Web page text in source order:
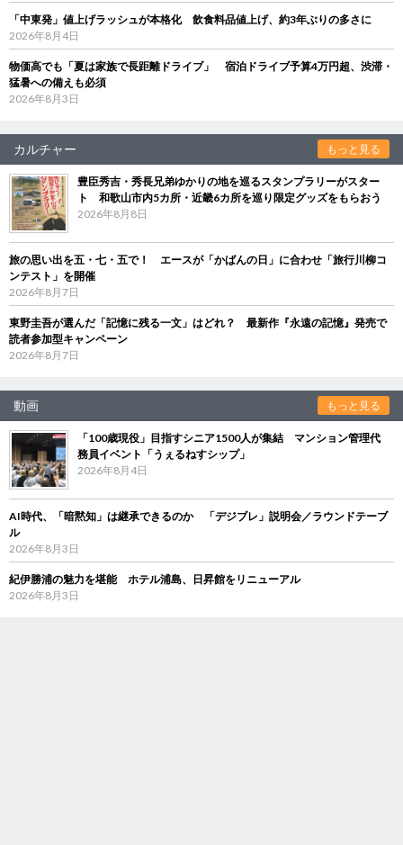
「中東発」値上げラッシュが本格化 飲食料品値上げ、約3年ぶりの多さに
2026年8月4日
物価高でも「夏は家族で長距離ドライブ」 宿泊ドライブ予算4万円超、渋滞・
猛暑への備えも必須
2026年8月3日
カルチャー もっと見る
豊臣秀吉・秀長兄弟ゆかりの地を巡るスタンプラリーがスター
ト 和歌山市内5カ所・近畿6カ所を巡り限定グッズをもらおう
2026年8月8日
旅の思い出を五・七・五で！ エースが「かばんの日」に合わせ「旅行川柳コ
ンテスト」を開催
2026年8月7日
東野圭吾が選んだ「記憶に残る一文」はどれ？ 最新作『永遠の記憶』発売で
読者参加型キャンペーン
2026年8月7日
動画 もっと見る
「100歳現役」目指すシニア1500人が集結 マンション管理代
務員イベント「うぇるねすシップ」
2026年8月4日
AI時代、「暗黙知」は継承できるのか 「デジブレ」説明会／ラウンドテーブ
ル
2026年8月3日
紀伊勝浦の魅力を堪能 ホテル浦島、日昇館をリニューアル
2026年8月3日